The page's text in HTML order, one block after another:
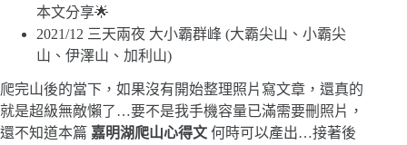
本文分享🌟
2021/12 三天兩夜 大小霸群峰 (大霸尖山、小霸尖
山、伊澤山、加利山)
爬完山後的當下，如果沒有開始整理照片寫文章，還真的
就是超級無敵懶了…要不是我手機容量已滿需要刪照片，
還不知道本篇 嘉明湖爬山心得文 何時可以產出…接著後